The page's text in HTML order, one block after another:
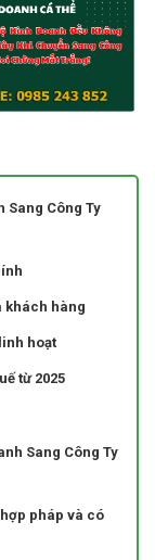
Sang Công Ty
khách hàng
hoạt
từ 2025
Sang Công Ty
pháp và có